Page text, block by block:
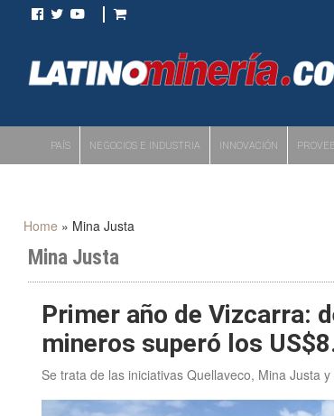
PAÍS NEGOCIOS E INDUSTRIA INNOVACIÓN
Home » Mina Justa
Mina Justa
Primer año de Vizcarra:
mineros superó los
Se trata de las iniciativas Quellaveco, Mina Justa